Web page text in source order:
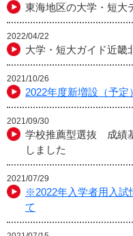
東海地区の大学・短大
2022/04/22
大学・短大ガイド近畿
2021/10/26
2022年度新増設（予
2021/09/30
学校推薦型選抜 成績
しました
2021/07/29
※2022年入学者用入試
て